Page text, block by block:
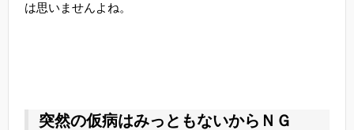
は思いませんよね。
突然の仮病はみっともないからＮＧ